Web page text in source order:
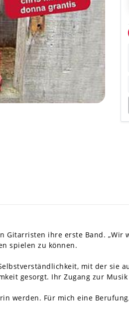
Gitarristen ihre erste Band. „Wir
spielen zu können.
mit der sie
gesorgt. Ihr Zugang zur
werden. Für mich eine